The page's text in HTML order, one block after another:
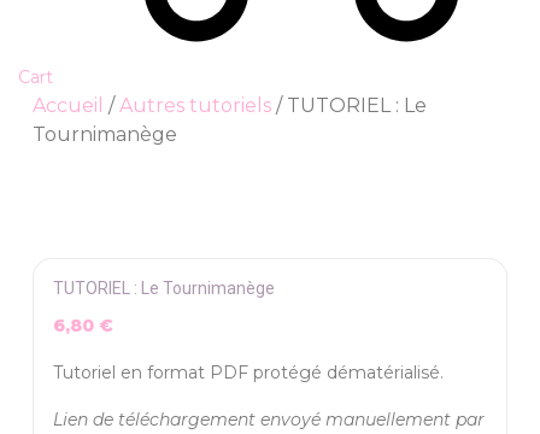
Cart
Accueil /Autres tutoriels / TUTORIEL : Le
Tournimanège
TUTORIEL : Le Tournimanège
6,80 €
Tutoriel en format PDF protégé dématérialisé.
Lien de téléchargement envoyé manuellement par